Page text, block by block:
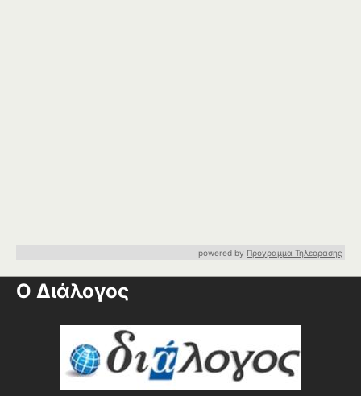
powered by Προγραμμα Τηλεορασης
Ο Διάλογος